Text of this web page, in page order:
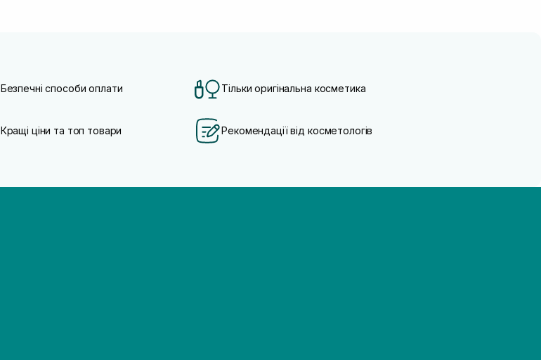
Безпечні способи оплати Тільки оригінальна косметика
Кращі ціни та топ товари Рекомендації від косметологів